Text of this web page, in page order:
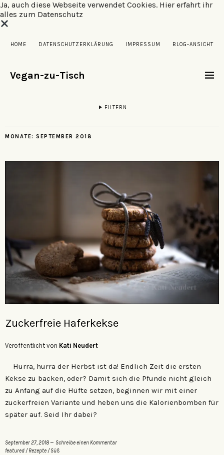
Ja, auch diese Webseite verwendet Cookies. Hier erfahrt ihr
alles zum Datenschutz
HOME DATENSCHUTZERKLÄRUNG IMPRESSUM BLOG-ANSICHT
Vegan-zu-Tisch
FILTERN
MONATE: SEPTEMBER 2018
Zuckerfreie Haferkekse
Veröffentlicht von Kati Neudert
Hurra, hurra der Herbst ist da! Endlich Zeit die ersten
Kekse zu backen, oder? Damit sich die Pfunde nicht gleich
zu Anfang auf die Hüfte setzen, beginnen wir mit einer
zuckerfreien Variante und heben uns die Kalorienbomben für
später auf. Seid Ihr dabei?
September 27, 2018
Schreibe einen Kommentar
featured / Rezepte / Süß